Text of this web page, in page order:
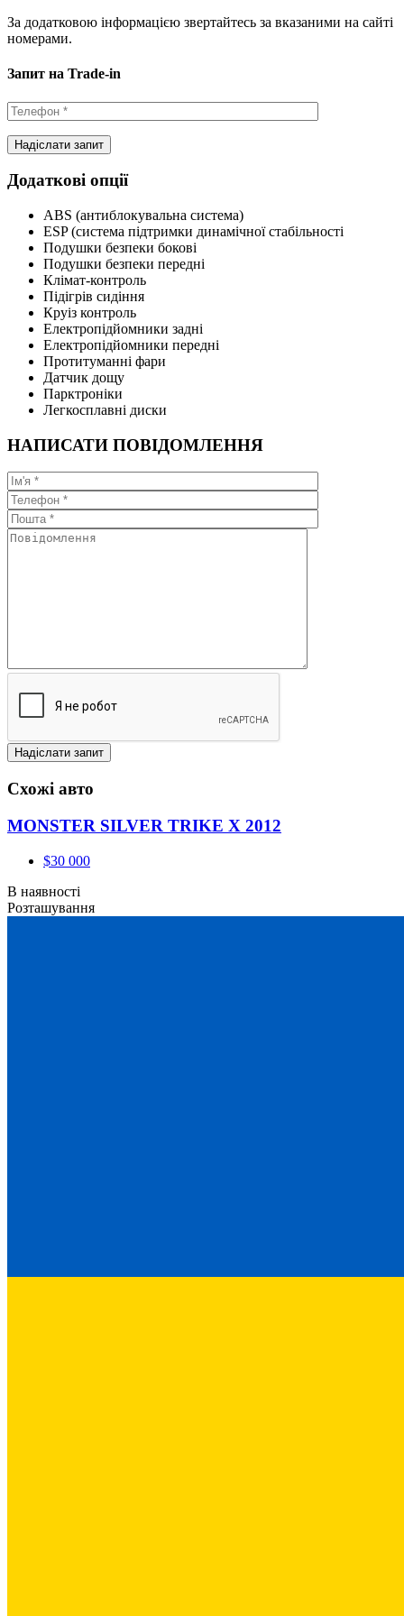
За додатковою інформацією звертайтесь за вказаними на сайті
номерами.
Запит на Trade-in
Додаткові опції
ABS (антиблокувальна система)
ESP (система підтримки динамічної стабільності
Подушки безпеки бокові
Подушки безпеки передні
Клімат-контроль
Підігрів сидіння
Круіз контроль
Електропідйомники задні
Електропідйомники передні
Протитуманні фари
Датчик дощу
Парктроніки
Легкосплавні диски
НАПИСАТИ ПОВІДОМЛЕННЯ
Схожі авто
MONSTER SILVER TRIKE X 2012
$30 000
В наявності
Розташування